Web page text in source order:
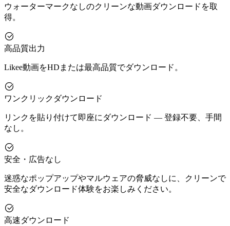
ウォーターマークなしのクリーンな動画ダウンロードを取
得。
高品質出力
Likee動画をHDまたは最高品質でダウンロード。
ワンクリックダウンロード
リンクを貼り付けて即座にダウンロード — 登録不要、手間
なし。
安全・広告なし
迷惑なポップアップやマルウェアの脅威なしに、クリーンで
安全なダウンロード体験をお楽しみください。
高速ダウンロード